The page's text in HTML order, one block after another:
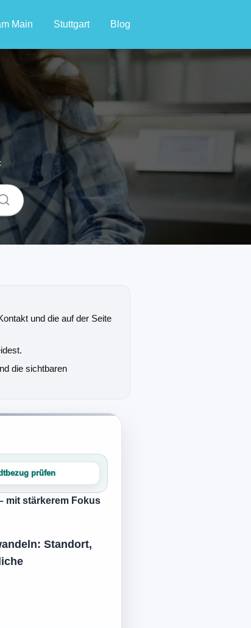
Main Stuttgart Blog
und die auf der Seite
die sichtbaren
prüfen
mit stärkerem Fokus
Standort,